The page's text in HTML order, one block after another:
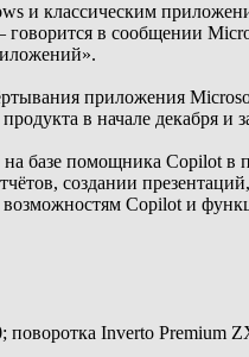
и классическим
в сообщении
приложения
в начале декабря и
базе помощника Copilot в
создании
Copilot и
Inverto Premium